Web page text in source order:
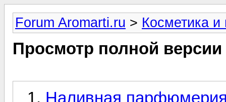
Forum Aromarti.ru > Косметика
Просмотр полной
Наливная